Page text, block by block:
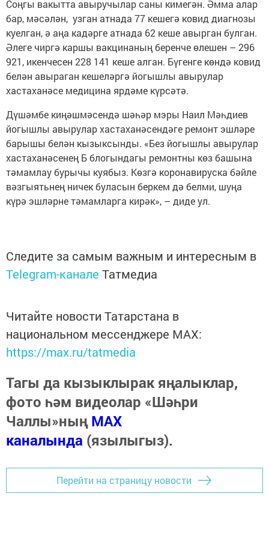
Соңгы вакытта авыручылар саны кимегән. Әмма алар
бар, мәсәлән, узган атнада 77 кешегә ковид диагнозы
куелган, ә аңа кадәрге атнада 62 кеше авырган булган.
Әлеге чиргә каршы вакцинаның беренче өлешен – 296
921, икенчесен 228 141 кеше алган. Бүгенге көндә ковид
белән авыраган кешеләргә йогышлы авырулар
хастаханәсе медицина ярдәме күрсәтә.
Дүшәмбе киңәшмәсендә шәһәр мэры Наил Мәһдиев
йогышлы авырулар хастаханәсендәге ремонт эшләре
барышы белән кызыксынды. «Без йогышлы авырулар
хастаханәсенең Б блогындагы ремонтны көз башына
тәмамлау бурычы куябыз. Көзгә коронавируска бәйле
вәзгыятьнең ничек буласын беркем дә белми, шуңа
күрә эшләрне тәмамларга кирәк», – диде ул.
Следите за самым важным и интересным в
Telegram-канале Татмедиа
Читайте новости Татарстана в
национальном мессенджере MАХ:
https://max.ru/tatmedia
Тагы да кызыклырак яңалыклар,
фото һәм видеолар «Шәһри
Чаллы»ныңMAX
каналында (язылыгыз).
Перейти на страницу новости